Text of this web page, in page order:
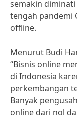
semakin
tengah pandemi
offline.
Menurut Budi
“Bisnis online
di Indonesia
perkembangan
Banyak
online dari nol